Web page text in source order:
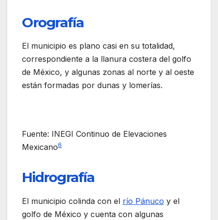
Orografía
El municipio es plano casi en su totalidad,
correspondiente a la llanura costera del golfo
de México, y algunas zonas al norte y al oeste
están formadas por dunas y lomerías.
Fuente: INEGI Continuo de Elevaciones
Mexicano6
Hidrografía
El municipio colinda con el río Pánuco y el
golfo de México y cuenta con algunas